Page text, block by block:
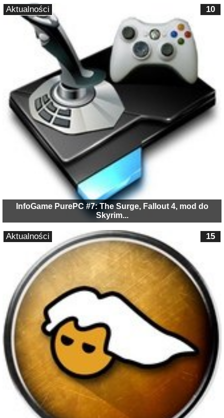
InfoGame PurePC #7: The Surge, Fallout 4, mod do
Skyrim...
10
Aktualności
15
Aktualności